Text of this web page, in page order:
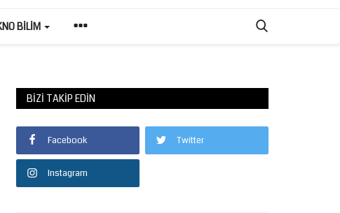
BILIM
BIZI TAKIP EDIN
Facebook Twitter
Instagram